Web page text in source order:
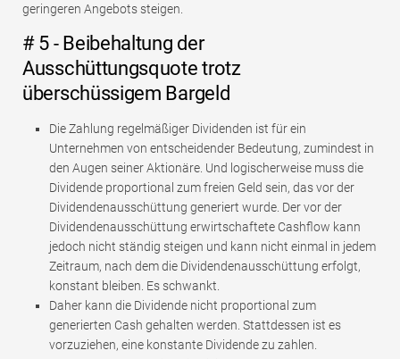
geringeren Angebots steigen.
# 5 - Beibehaltung der
Ausschüttungsquote trotz
überschüssigem Bargeld
Die Zahlung regelmäßiger Dividenden ist für ein
Unternehmen von entscheidender Bedeutung, zumindest in
den Augen seiner Aktionäre. Und logischerweise muss die
Dividende proportional zum freien Geld sein, das vor der
Dividendenausschüttung generiert wurde. Der vor der
Dividendenausschüttung erwirtschaftete Cashflow kann
jedoch nicht ständig steigen und kann nicht einmal in jedem
Zeitraum, nach dem die Dividendenausschüttung erfolgt,
konstant bleiben. Es schwankt.
Daher kann die Dividende nicht proportional zum
generierten Cash gehalten werden. Stattdessen ist es
vorzuziehen, eine konstante Dividende zu zahlen.